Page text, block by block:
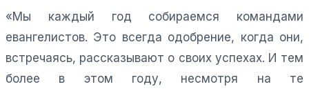
«Мы каждый год собираемся командами
евангелистов. Это всегда одобрение, когда они,
встречаясь, рассказывают о своих успехах. И тем
более в этом году, несмотря на те